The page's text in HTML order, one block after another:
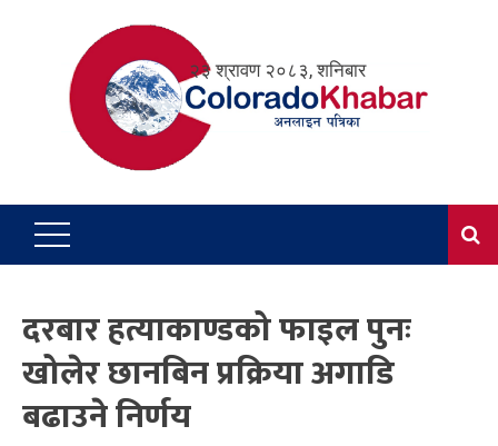
२३ श्रावण २०८३, शनिबार
दरबार हत्याकाण्डको फाइल पुनः
खोलेर छानबिन प्रक्रिया अगाडि
बढाउने निर्णय